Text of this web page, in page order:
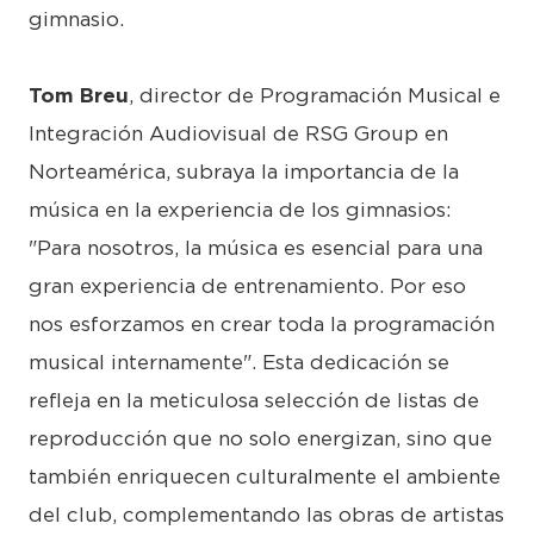
gimnasio.
Tom Breu, director de Programación Musical e
Integración Audiovisual de RSG Group en
Norteamérica, subraya la importancia de la
música en la experiencia de los gimnasios:
"Para nosotros, la música es esencial para una
gran experiencia de entrenamiento. Por eso
nos esforzamos en crear toda la programación
musical internamente". Esta dedicación se
refleja en la meticulosa selección de listas de
reproducción que no solo energizan, sino que
también enriquecen culturalmente el ambiente
del club, complementando las obras de artistas